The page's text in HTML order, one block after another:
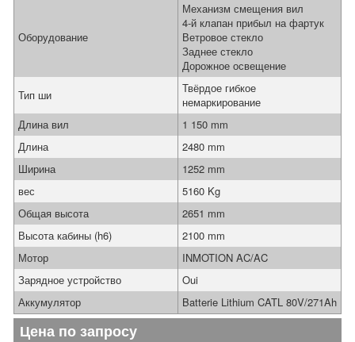
Оборудование
Механизм смещения вил
4-й клапан прибыл на фартук
Ветровое стекло
Заднее стекло
Дорожное освещение
Тип ши
Твёрдое гибкое
немаркирование
Длина вил
1 150 mm
Длина
2480 mm
Ширина
1252 mm
вес
5160 Kg
Общая высота
2651 mm
Высота кабины (h6)
2100 mm
Мотор
INMOTION AC/AC
Зарядное устройство
Oui
Аккумулятор
Batterie Lithium CATL 80V/271Ah
Цена по запросу